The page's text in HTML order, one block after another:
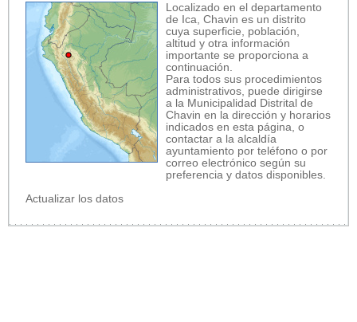
Localizado en el departamento
de Ica, Chavin es un distrito
cuya superficie, población,
altitud y otra información
importante se proporciona a
continuación.
Para todos sus procedimientos
administrativos, puede dirigirse
a la Municipalidad Distrital de
Chavin en la dirección y horarios
indicados en esta página, o
contactar a la alcaldía
ayuntamiento por teléfono o por
correo electrónico según su
preferencia y datos disponibles.
Actualizar los datos